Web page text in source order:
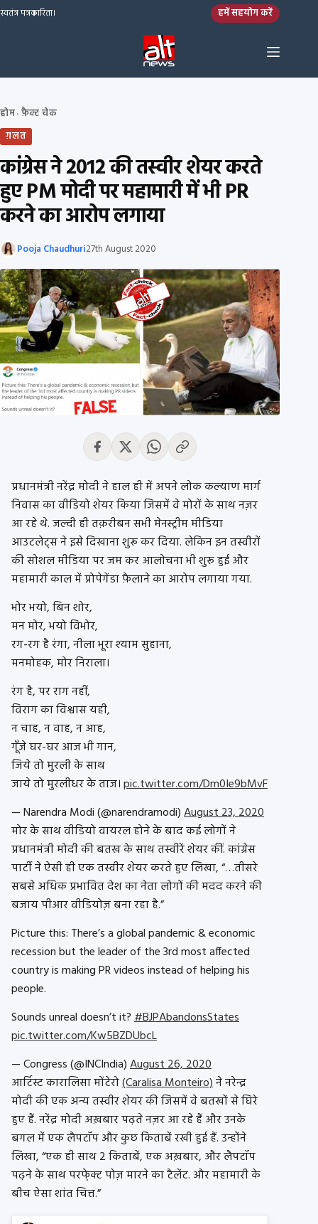
Skip to content
स्वतंत्र पत्रकारिता। हमें सहयोग करें
होम› फ़ैक्ट चेक
ग़लत
कांग्रेस ने 2012 की तस्वीर शेयर करते
हुए PM मोदी पर महामारी में भी PR
करने का आरोप लगाया
Pooja Chaudhuri27th August 2020
प्रधानमंत्री नरेंद्र मोदी ने हाल ही में अपने लोक कल्याण मार्ग
निवास का वीडियो शेयर किया जिसमें वे मोरों के साथ नज़र
आ रहे थे. जल्दी ही तक़रीबन सभी मेनस्ट्रीम मीडिया
आउटलेट्स ने इसे दिखाना शुरू कर दिया. लेकिन इन तस्वीरों
की सोशल मीडिया पर जम कर आलोचना भी शुरू हुई और
महामारी काल में प्रोपेगेंडा फ़ैलाने का आरोप लगाया गया.
भोर भयो, बिन शोर,
मन मोर, भयो विभोर,
रग-रग है रंगा, नीला भूरा श्याम सुहाना,
मनमोहक, मोर निराला।
रंग है, पर राग नहीं,
विराग का विश्वास यही,
न चाह, न वाह, न आह,
गूँजे घर-घर आज भी गान,
जिये तो मुरली के साथ
जाये तो मुरलीधर के ताज।pic.twitter.com/Dm0Ie9bMvF
— Narendra Modi (@narendramodi)August 23, 2020
मोर के साथ वीडियो वायरल होने के बाद कई लोगों ने
प्रधानमंत्री मोदी की बतख के साथ तस्वीरें शेयर कीं. कांग्रेस
पार्टी ने ऐसी ही एक तस्वीर शेयर करते हुए लिखा, “…तीसरे
सबसे अधिक प्रभावित देश का नेता लोगों की मदद करने की
बजाय पीआर वीडियोज़ बना रहा है.”
Picture this: There’s a global pandemic & economic
recession but the leader of the 3rd most affected
country is making PR videos instead of helping his
people.
Sounds unreal doesn’t it?#BJPAbandonsStates
pic.twitter.com/Kw5BZDUbcL
— Congress (@INCIndia)August 26, 2020
आर्टिस्ट कारालिसा मोंटेरो(Caralisa Monteiro)ने नरेन्द्र
मोदी की एक अन्य तस्वीर शेयर की जिसमें वे बतखों से घिरे
हुए हैं. नरेंद्र मोदी अख़बार पढ़ते नज़र आ रहे हैं और उनके
बगल में एक लैपटॉप और कुछ किताबें रखी हुई हैं. उन्होंने
लिखा, “एक ही साथ 2 किताबें, एक अख़बार, और लैपटॉप
पढ़ने के साथ परफे़क्ट पोज़ मारने का टैलेंट. और महामारी के
बीच ऐसा शांत चित्त.”